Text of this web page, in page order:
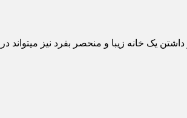
یک خانه زیبا و منحصر بفرد نیز میتواند